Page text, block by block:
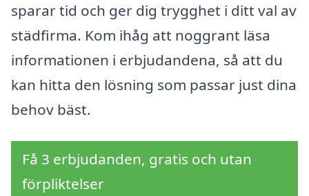
sparar tid och ger dig trygghet i ditt val av
städfirma. Kom ihåg att noggrant läsa
informationen i erbjudandena, så att du
kan hitta den lösning som passar just dina
behov bäst.
Få 3 erbjudanden, gratis och utan
förpliktelser